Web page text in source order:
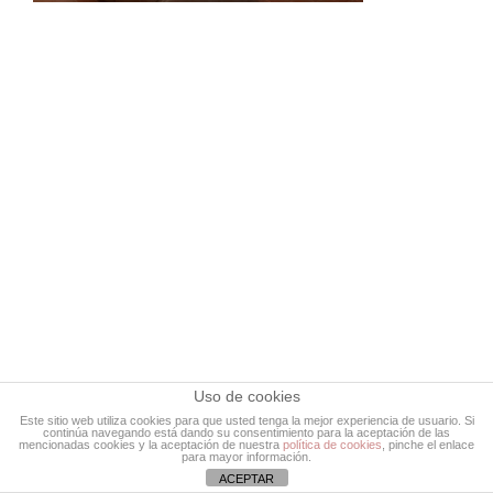
Copyright 2022 - Apartamentos Cal Noi de Camprodon |Legal Notice
Uso de cookies
Este sitio web utiliza cookies para que usted tenga la mejor experiencia de usuario. Si
continúa navegando está dando su consentimiento para la aceptación de las
mencionadas cookies y la aceptación de nuestra política de cookies , pinche el enlace
para mayor información.
ACEPTAR